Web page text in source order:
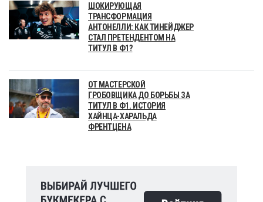
ШОКИРУЮЩАЯ
ТРАНСФОРМАЦИЯ
АНТОНЕЛЛИ: КАК ТИНЕЙДЖЕР
СТАЛ ПРЕТЕНДЕНТОМ НА
ТИТУЛ В Ф1?
ОТ МАСТЕРСКОЙ
ГРОБОВЩИКА ДО БОРЬБЫ ЗА
ТИТУЛ В Ф1. ИСТОРИЯ
ХАЙНЦА-ХАРАЛЬДА
ФРЕНТЦЕНА